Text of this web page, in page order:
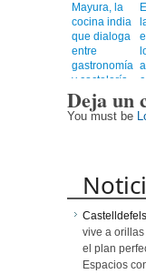
Mayura, la
cocina india
que dialoga
entre
gastronomía
y coctelería
de autor
Deja un
You must be
vive a
el plan
Espacios